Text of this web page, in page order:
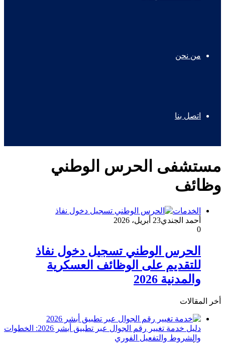
من نحن
اتصل بنا
مستشفى الحرس الوطني
وظائف
الخدمات
أحمد الجندي23 أبريل، 2026
0
الحرس الوطني تسجيل دخول نفاذ
للتقديم على الوظائف العسكرية
والمدنية 2026
أخر المقالات
دليل خدمة تغيير رقم الجوال عبر تطبيق أبشر 2026: الخطوات
والشروط والتفعيل الفوري